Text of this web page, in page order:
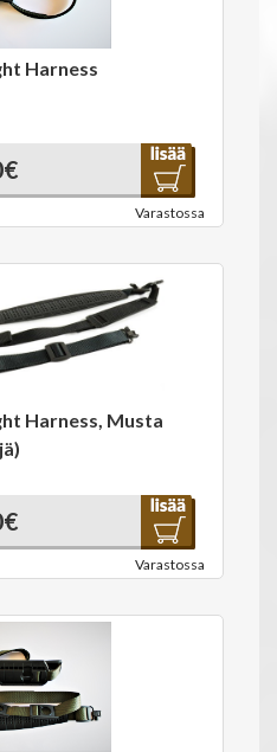
Harness
Varastossa
Harness, Musta
Varastossa